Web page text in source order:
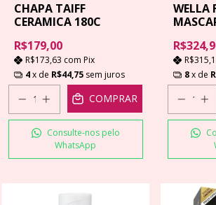
CHAPA TAIFF
CERAMICA 180C
R$179,00
R$173,63 com Pix
4x de R$44,75 sem juros
COMPRAR
Consulte-nos pelo
WhatsApp
WELLA
8 x de